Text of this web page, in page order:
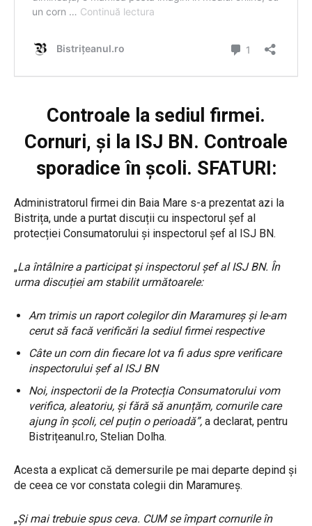
Controale la sediul firmei.
Cornuri, și la ISJ BN. Controale
sporadice în școli. SFATURI:
Administratorul firmei din Baia Mare s-a prezentat azi la
Bistrița, unde a purtat discuții cu inspectorul șef al
protecției Consumatorului și inspectorul șef al ISJ BN.
„La întâlnire a participat și inspectorul șef al ISJ BN. În
urma discuției am stabilit următoarele:
Am trimis un raport colegilor din Maramureș și le-am
cerut să facă verificări la sediul firmei respective
Câte un corn din fiecare lot va fi adus spre verificare
inspectorului șef al ISJ BN
Noi, inspectorii de la Protecția Consumatorului vom
verifica, aleatoriu, și fără să anunțăm, cornurile care
ajung în școli, cel puțin o perioadă”, a declarat, pentru
Bistrițeanul.ro, Stelian Dolha.
Acesta a explicat că demersurile pe mai departe depind și
de ceea ce vor constata colegii din Maramureș.
„Și mai trebuie spus ceva. CUM se împart cornurile în